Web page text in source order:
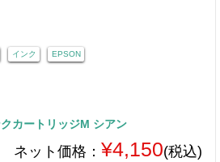
インク EPSON
カートリッジM シアン
ネット価格： ¥4,150(税込)